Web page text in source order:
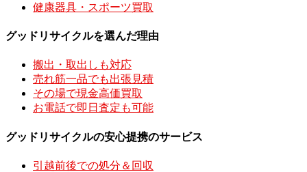
健康器具・スポーツ買取
グッドリサイクルを選んだ理由
搬出・取出しも対応
売れ筋一品でも出張見積
その場で現金高価買取
お電話で即日査定も可能
グッドリサイクルの安心提携のサービス
引越前後での処分＆回収